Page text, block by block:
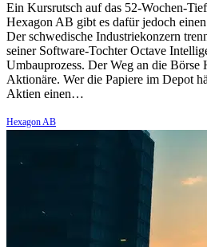
Ein Kursrutsch auf das 52-Wochen-
Hexagon AB gibt es dafür jedoch
Der schwedische Industriekonzern
seiner Software-Tochter Octave
Umbauprozess. Der Weg an die Börse
Aktionäre. Wer die Papiere im Depot
Aktien einen…
Hexagon AB